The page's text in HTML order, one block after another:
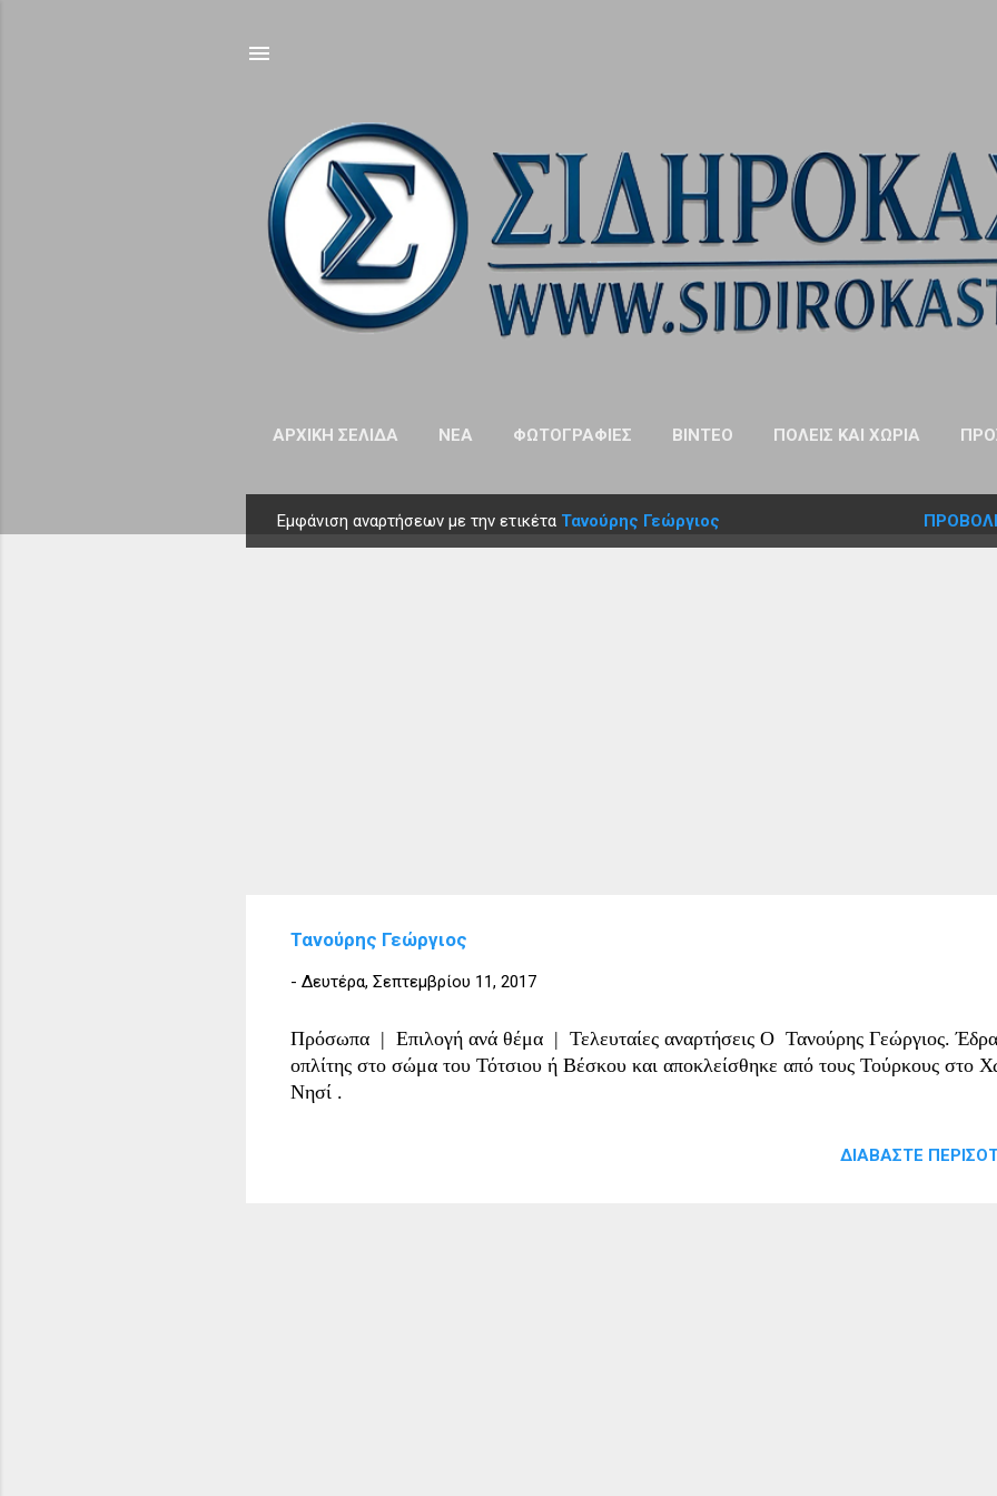
ΑΡΧΙΚΉ ΣΕΛΊΔΑ NΈΑ ΦΩΤΟΓΡΑΦΊΕΣ ΒΊΝΤΕΟ ΠΌΛΕΙΣ ΚΑΙ ΧΩΡΙΆ
Εμφάνιση αναρτήσεων με την ετικέτα Τανούρης Γεώργιος
Τανούρης Γεώργιος
- Δευτέρα, Σεπτεμβρίου 11, 2017
Πρόσωπα | Επιλογή ανά θέμα | Τελευταίες αναρτήσεις Ο Τανούρης Γεώργιος.
οπλίτης στο σώμα του Τότσιου ή Βέσκου και αποκλείσθηκε από τους Τούρκους στο
Νησί .
ΔΙΑΒΆΣΤΕ